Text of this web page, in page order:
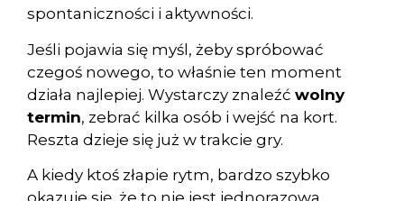
spontaniczności i aktywności.
Jeśli pojawia się myśl, żeby spróbować
czegoś nowego, to właśnie ten moment
działa najlepiej. Wystarczy znaleźć wolny
termin, zebrać kilka osób i wejść na kort.
Reszta dzieje się już w trakcie gry.
A kiedy ktoś złapie rytm, bardzo szybko